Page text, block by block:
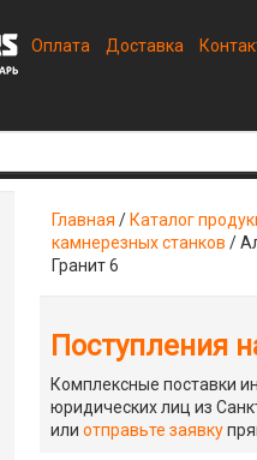
Оплата Доставка
Главная / Каталог
камнерезных станков /
Гранит 6
Поступления
Комплексные поставки
юридических лиц из
илиотправьте заявку